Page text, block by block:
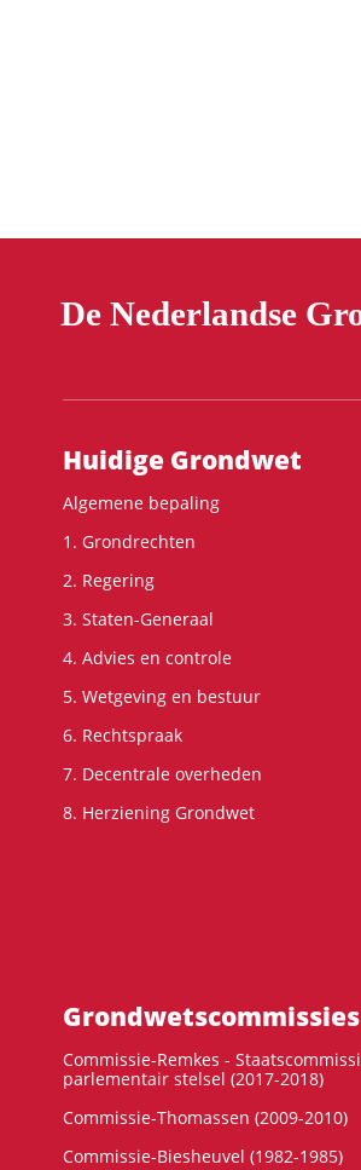
De Nederlandse
Hoofdnavigatie
Huidige Grondwet
Algemene bepaling
1. Grondrechten
2. Regering
3. Staten-Generaal
4. Advies en controle
5. Wetgeving en bestuur
6. Rechtspraak
7. Decentrale overheden
8. Herziening Grondwet
Grondwets­commissies
Commissie-Remkes -
parlementair stelsel (2017-2018)
Commissie-Thomassen (2009-2010)
Commissie-Biesheuvel (1982-1985)